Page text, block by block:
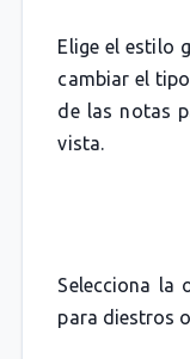
Elige el estilo
cambiar el
de las notas
vista.
Selecciona la
para diestros